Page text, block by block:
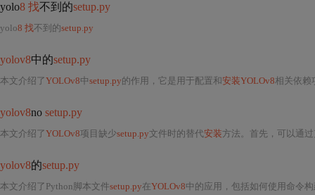
yolo8 找不到的setup.py
yolo8 找不到的setup.py
yolov8中的setup.py
本文介绍了YOLOv8中setup.py的作用，它是用于配置和安装YOLOv8相关依赖
yolov8no setup.py
本文介绍了YOLOv8项目缺少setup.py文件时的替代安装方法。首先，可以通
yolov8的setup.py
本文介绍了Python脚本文件setup.py在YOLOv8中的应用，包括如何使用命令